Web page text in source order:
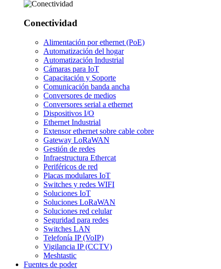
Conectividad
Alimentación por ethernet (PoE)
Automatización del hogar
Automatización Industrial
Cámaras para IoT
Capacitación y Soporte
Comunicación banda ancha
Conversores de medios
Conversores serial a ethernet
Dispositivos I/O
Ethernet Industrial
Extensor ethernet sobre cable cobre
Gateway LoRaWAN
Gestión de redes
Infraestructura Ethercat
Periféricos de red
Placas modulares IoT
Switches y redes WIFI
Soluciones IoT
Soluciones LoRaWAN
Soluciones red celular
Seguridad para redes
Switches LAN
Telefonía IP (VoIP)
Vigilancia IP (CCTV)
Meshtastic
Fuentes de poder